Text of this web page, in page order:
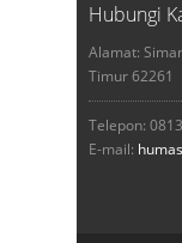
Hubungi
Alamat:
Timur 62261
Telepon:
E-mail: